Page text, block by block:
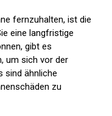
fernzuhalten, ist die
eine langfristige
gibt es
um sich vor der
sind ähnliche
zu